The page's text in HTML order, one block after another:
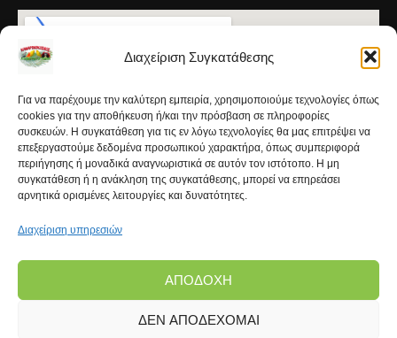
Διαχείριση Συγκατάθεσης
Για να παρέχουμε την καλύτερη εμπειρία, χρησιμοποιούμε τεχνολογίες όπως
cookies για την αποθήκευση ή/και την πρόσβαση σε πληροφορίες
συσκευών. Η συγκατάθεση για τις εν λόγω τεχνολογίες θα μας επιτρέψει να
επεξεργαστούμε δεδομένα προσωπικού χαρακτήρα, όπως συμπεριφορά
περιήγησης ή μοναδικά αναγνωριστικά σε αυτόν τον ιστότοπο. Η μη
συγκατάθεση ή η ανάκληση της συγκατάθεσης, μπορεί να επηρεάσει
αρνητικά ορισμένες λειτουργίες και δυνατότητες.
Διαχείριση υπηρεσιών
ΑΠΟΔΟΧΉ
ΔΕΝ ΑΠΟΔΈΧΟΜΑΙ
Copyright © 2026 | Kanarinokosmos.gr | Development